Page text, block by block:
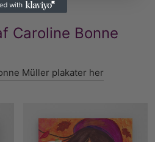
Caroline Bonne
Müller plakater her